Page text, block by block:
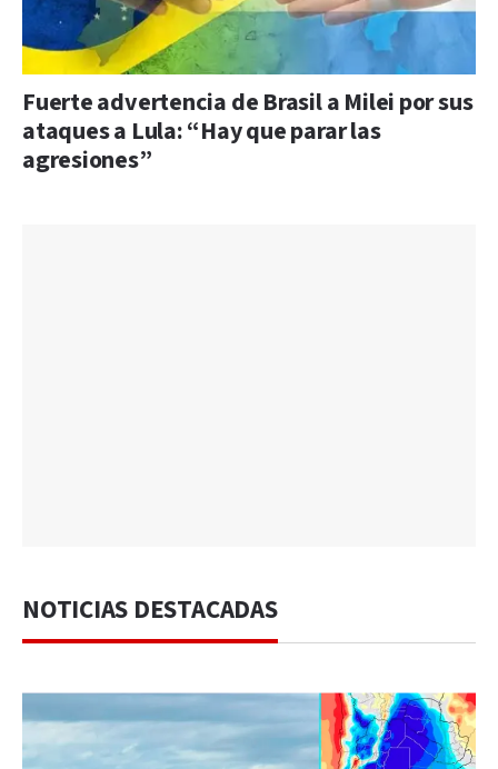
Fuerte advertencia de Brasil a Milei por sus
ataques a Lula: “Hay que parar las
agresiones”
NOTICIAS DESTACADAS